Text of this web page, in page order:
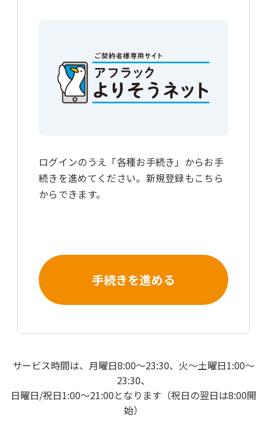
ログインのうえ「各種お手続き」からお手
続きを進めてください。新規登録もこちら
からできます。
手続きを進める
サービス時間は、月曜日8:00～23:30、火～土曜日1:00～
23:30、
日曜日/祝日1:00～21:00となります（祝日の翌日は8:00開
始）